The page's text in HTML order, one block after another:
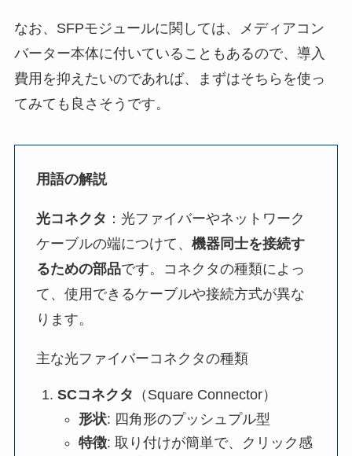
なお、SFPモジュールに関しては、メディアコン
バーター本体に付いていることもあるので、導入
費用を抑えたいのであれば、まずはそちらを使っ
てみても良さそうです。
用語の解説
光コネクタ ：光ファイバーやネットワーク
ケーブルの端につけて、 機器同士を接続す
るための部品です。コネクタの種類によっ
て、使用できるケーブルや接続方式が異な
ります。
主な光ファイバーコネクタの種類
SCコネクタ （Square Connector）
形状: 四角形のプッシュプル型
特徴: 取り付けが簡単で、クリック感